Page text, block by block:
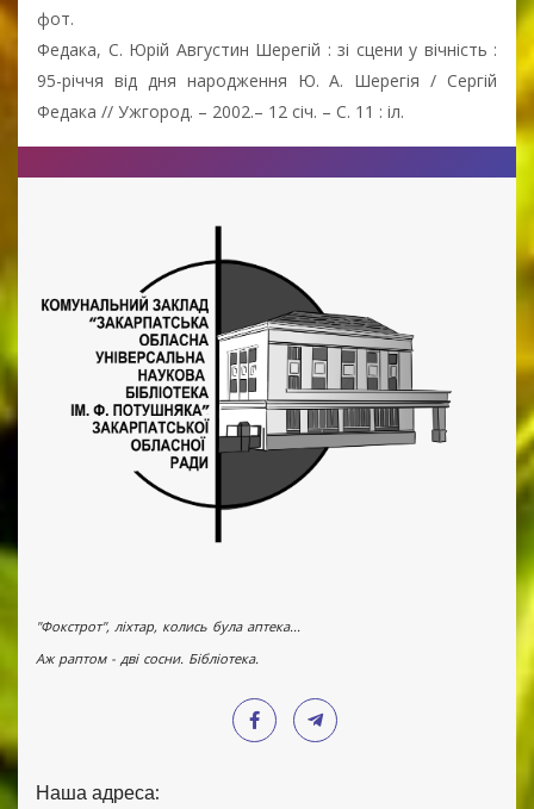
фот.
Федака, С. Юрій Августин Шерегій : зі сцени у вічність :
95-річчя від дня народження Ю. А. Шерегія / Сергій
Федака // Ужгород. – 2002.– 12 січ. – С. 11 : іл.
"Фокстрот", ліхтар, колись була аптека...
Аж раптом - дві сосни. Бібліотека.
Наша адреса: